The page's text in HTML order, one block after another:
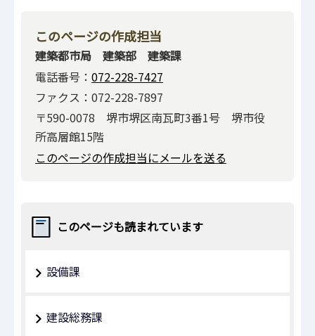
このページの作成担当
建築都市局 建築部 建築課
電話番号： 072-228-7427
ファクス：072-228-7897
〒590-0078 堺市堺区南瓦町3番1号 堺市役
所高層館15階
このページの作成担当にメールを送る
このページも読まれています
設備課
建設総務課